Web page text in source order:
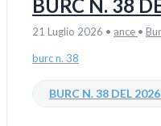
BURC N. 38
21 Luglio 2026 • ance •
burc n. 38
BURC N. 38 DEL 2026